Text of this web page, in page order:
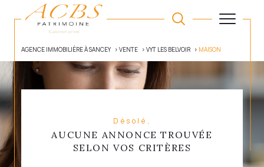
AGENCE IMMOBILIÈRE À SANCEY VENTE VYT LES BELVOIR MAISON
Désolé,
AUCUNE ANNONCE TROUVÉE
SELON VOS CRITÈRES